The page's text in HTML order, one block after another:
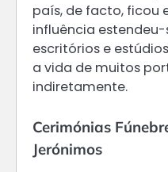
país, de facto, ficou
influência
escritórios e
a vida de muitos
indiretamente.
Cerimónias
Jerónimos